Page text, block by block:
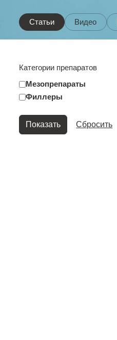
Статьи Видео
Категории препаратов
Мезопрепараты
Филлеры